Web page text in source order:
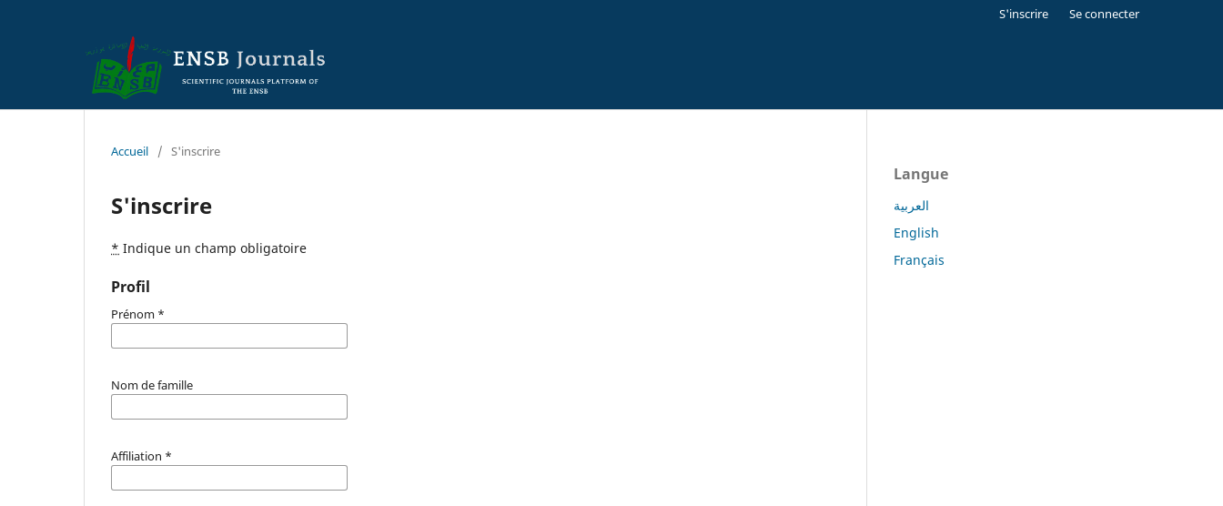
S'inscrire Se connecter
Accueil / S'inscrire
S'inscrire
* Indique un champ obligatoire
Profil
Prénom *
Nom de famille
Affiliation *
Langue
العربية
English
Français